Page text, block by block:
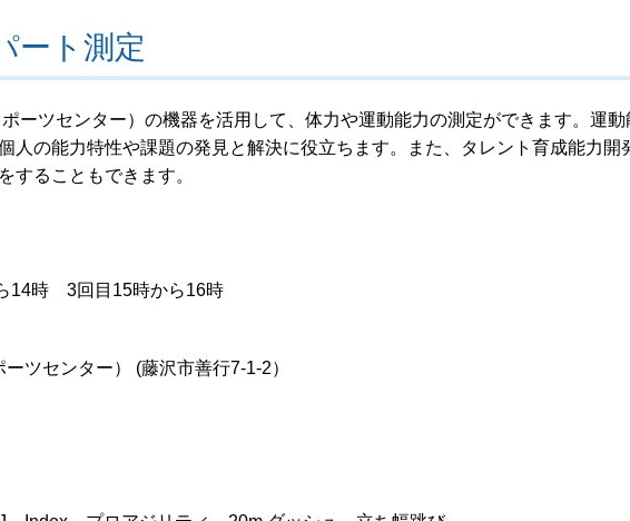
ト測定
ーツセンター）の機器を活用して、体力や運動能力の測定ができます。運動
人の能力特性や課題の発見と解決に役立ちます。また、タレント育成能力開
することもできます。
14時 3回目15時から16時
ツセンター） (藤沢市善行7-1-2）